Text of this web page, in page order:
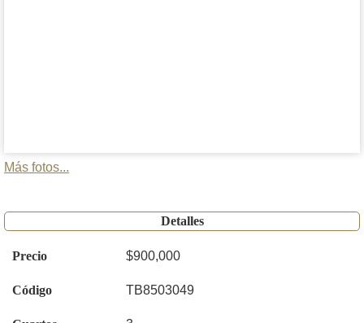
Más fotos...
Detalles
Precio $900,000
Código TB8503049